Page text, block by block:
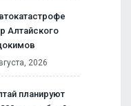
Алтайского
2026
планируют